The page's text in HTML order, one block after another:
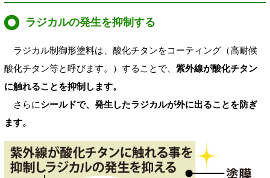
ラジカルの発生を抑制する
ラジカル制御形塗料は、酸化チタンをコーティング（高耐候
酸化チタン等と呼びます。）することで、 紫外線が酸化チタン
に触れることを抑制します。
さらにシールドで、発生したラジカルが外に出ることを防ぎ
ます。